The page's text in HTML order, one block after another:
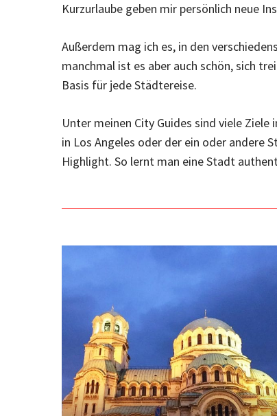
Kurzurlaube geben mir persönlich neue
Außerdem mag ich es, in den
manchmal ist es aber auch schön, sich
Basis für jede Städtereise.
Unter meinen City Guides sind viele Ziele
in Los Angeles oder der ein oder andere
Highlight. So lernt man eine Stadt